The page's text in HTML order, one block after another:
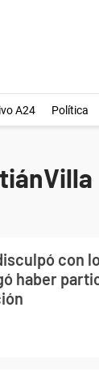
A24 Política
con
haber